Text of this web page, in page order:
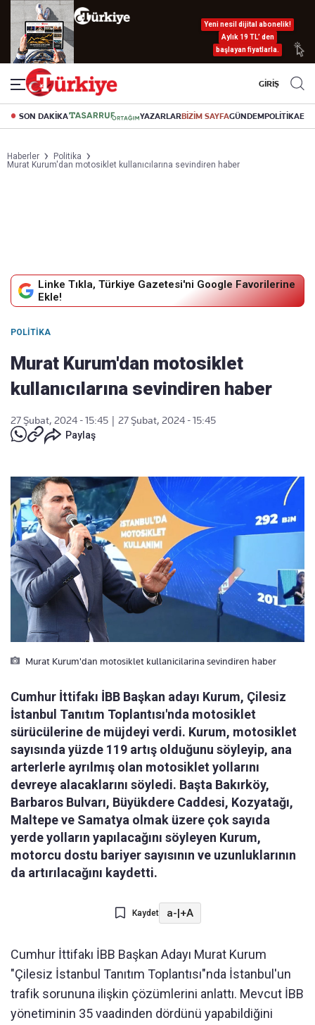
Yeni nesil dijital abonelik!
Aylık 19 TL’ den
başlayan fiyatlarla.
GİRİŞ
SON DAKİKA YAZARLARBİZİM SAYFAGÜNDEMPOLİTİKA
Haberler
Politika
Murat Kurum'dan motosiklet kullanıcılarına sevindiren haber
Linke Tıkla, Türkiye Gazetesi'ni Google Favorilerine
Ekle!
POLITIKA
Murat Kurum'dan motosiklet
kullanıcılarına sevindiren haber
27 Şubat, 2024 - 15:45
27 Şubat, 2024 - 15:45
Paylaş
Murat Kurum'dan motosiklet kullanicilarina sevindiren haber
Cumhur İttifakı İBB Başkan adayı Kurum, Çilesiz
İstanbul Tanıtım Toplantısı'nda motosiklet
sürücülerine de müjdeyi verdi. Kurum, motosiklet
sayısında yüzde 119 artış olduğunu söyleyip, ana
arterlerle ayrılmış olan motosiklet yollarını
devreye alacaklarını söyledi. Başta Bakırköy,
Barbaros Bulvarı, Büyükdere Caddesi, Kozyatağı,
Maltepe ve Samatya olmak üzere çok sayıda
yerde yolların yapılacağını söyleyen Kurum,
motorcu dostu bariyer sayısının ve uzunluklarının
da artırılacağını kaydetti.
Kaydet a-|+A
Cumhur İttifakı İBB Başkan Adayı Murat Kurum
"Çilesiz İstanbul Tanıtım Toplantısı"nda İstanbul'un
trafik sorununa ilişkin çözümlerini anlattı. Mevcut İBB
yönetiminin 35 vaadinden dördünü yapabildiğini